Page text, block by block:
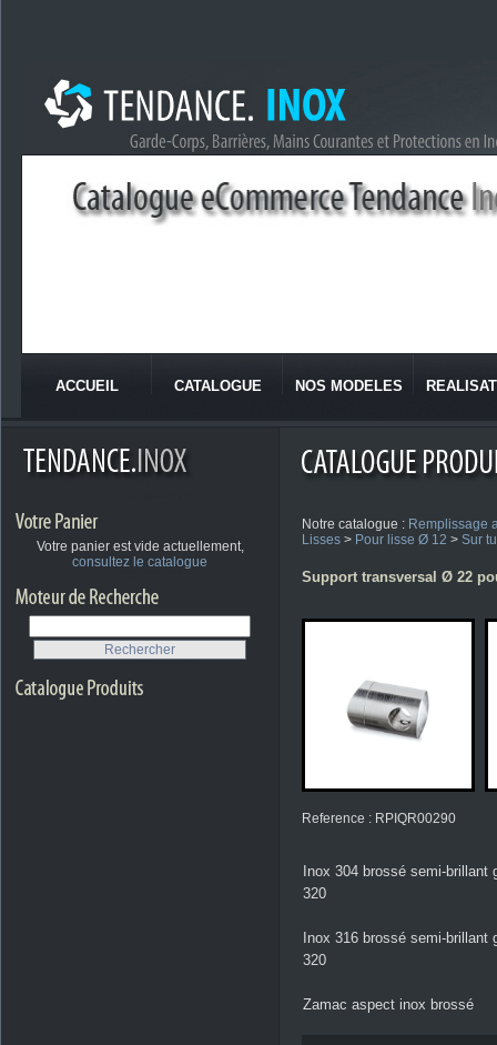
ACCUEIL CATALOGUE NOS MODELES
Votre panier est vide actuellement,
consultez le catalogue
Notre catalogue : Remplissage
Lisses > Pour lisse Ø 12 > Sur
Support transversal Ø 22
Reference : RPIQR00290
Inox 304 brossé semi-brillant
320
Inox 316 brossé semi-brillant
320
Zamac aspect inox brossé